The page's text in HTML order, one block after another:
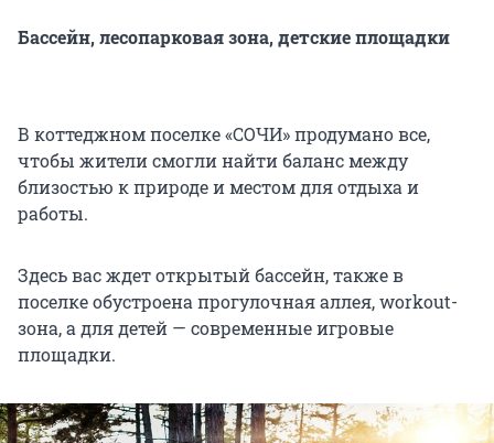
Бассейн, лесопарковая зона, детские площадки
В коттеджном поселке «СОЧИ» продумано все,
чтобы жители смогли найти баланс между
близостью к природе и местом для отдыха и
работы.
Здесь вас ждет открытый бассейн, также в
поселке обустроена прогулочная аллея, workout-
зона, а для детей — современные игровые
площадки.